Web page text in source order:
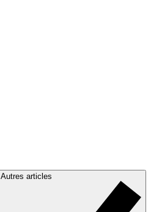
Autres articles